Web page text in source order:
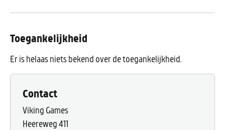
Toegankelijkheid
Er is helaas niets bekend over de toegankelijkheid.
Contact
Viking Games
Heereweg 411